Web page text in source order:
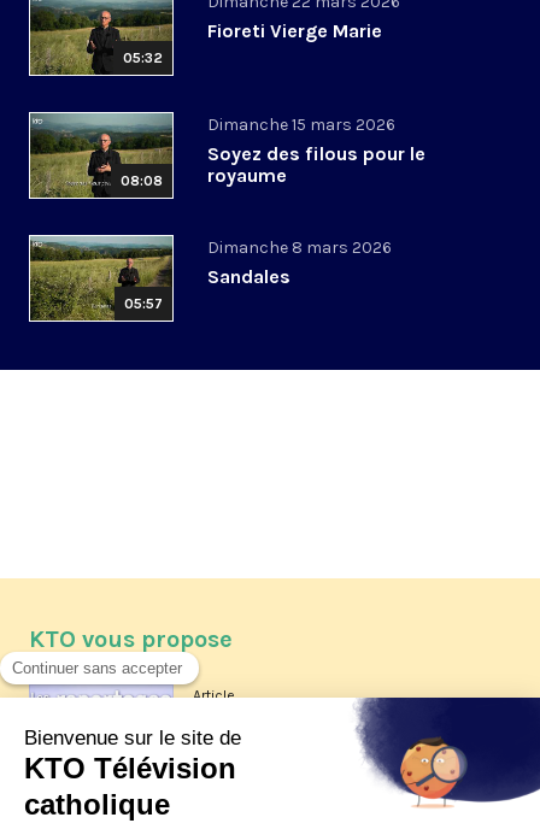
05:32
Fioreti Vierge Marie
08:08
Dimanche 15 mars 2026
Soyez des filous pour le
royaume
05:57
Dimanche 8 mars 2026
Sandales
KTO vous propose
Article
Les reportages d'été 2026 de KTO